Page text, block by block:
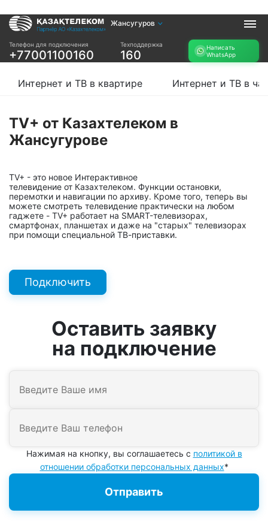
Жансугуров
Телефон для подключения
+77001100160
Техподдержка
160
Написать
WhatsApp
Услуги
Интернет и ТВ в
Интернет и ТВ в
Интернет в офис
Прочее
Проверить
Проверить
возможность
подключения по
названию ЖК
Новости
Акции
подбор тарифа
Подключиться к
КазахТелеком
Интернет и ТВ в квартире Интернет и ТВ в
TV+ от Казахтелеком в
Жансугурове
TV+ - это новое Интерактивное
телевидение от Казахтелеком. Функции остановки,
перемотки и навигации по архиву. Кроме того, теперь вы
можете смотреть телевидение практически на любом
гаджете - TV+ работает на SMART-телевизорах,
смартфонах, планшетах и даже на "старых" телевизорах
при помощи специальной ТВ-приставки.
Подключить
Оставить заявку
на подключение
Нажимая на кнопку, вы соглашаетесь с политикой в
отношении обработки персональных данных*